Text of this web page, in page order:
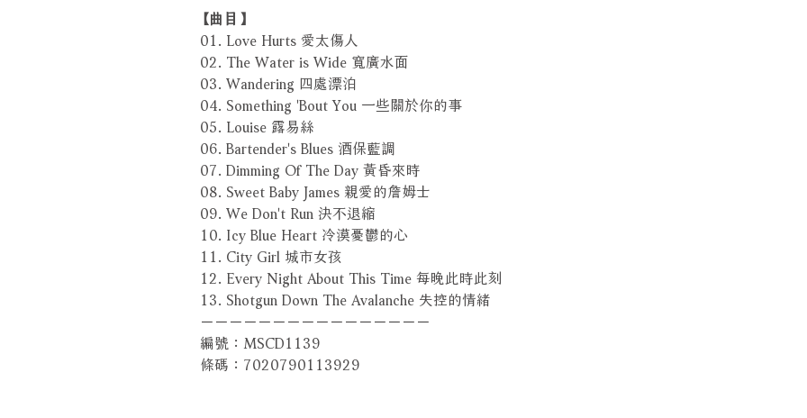
【曲目】
01. Love Hurts 愛太傷人
02. The Water is Wide 寬廣水面
03. Wandering 四處漂泊
04. Something 'Bout You 一些關於你的事
05. Louise 露易絲
06. Bartender's Blues 酒保藍調
07. Dimming Of The Day 黃昏來時
08. Sweet Baby James 親愛的詹姆士
09. We Don't Run 決不退縮
10. Icy Blue Heart 冷漠憂鬱的心
11. City Girl 城市女孩
12. Every Night About This Time 每晚此時此刻
13. Shotgun Down The Avalanche 失控的情緒
－－－－－－－－－－－－－－－－
編號：MSCD1139
條碼：7020790113929